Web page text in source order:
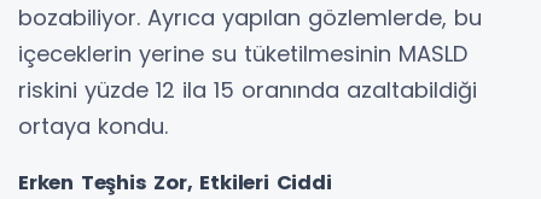
bozabiliyor. Ayrıca yapılan gözlemlerde, bu
içeceklerin yerine su tüketilmesinin MASLD
riskini yüzde 12 ila 15 oranında azaltabildiği
ortaya kondu.
Erken Teşhis Zor, Etkileri Ciddi